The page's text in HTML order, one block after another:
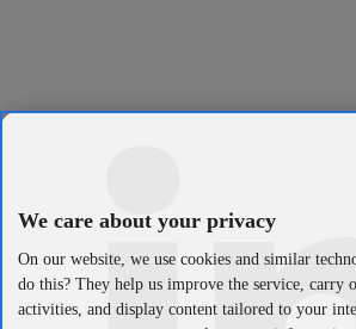
We care about your privacy
On our website, we use cookies and similar
do this? They help us improve the service, carry
activities, and display content tailored to your